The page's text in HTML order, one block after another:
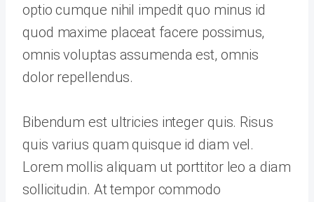
optio cumque nihil impedit quo minus id
quod maxime placeat facere possimus,
omnis voluptas assumenda est, omnis
dolor repellendus.
Bibendum est ultricies integer quis. Risus
quis varius quam quisque id diam vel.
Lorem mollis aliquam ut porttitor leo a diam
sollicitudin. At tempor commodo